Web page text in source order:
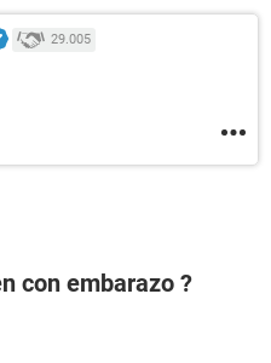
29.005
con embarazo ?